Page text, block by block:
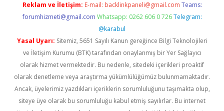
Reklam ve İletişim: E-mail: backlinkpaneli@gmail.com Teams:
forumhizmeti@gmail.com Whatsapp: 0262 606 0 726 Telegram:
@karabul
Yasal Uyarı: Sitemiz, 5651 Sayılı Kanun gereğince Bilgi Teknolojileri
ve İletişim Kurumu (BTK) tarafından onaylanmış bir Yer Sağlayıcı
olarak hizmet vermektedir. Bu nedenle, sitedeki içerikleri proaktif
olarak denetleme veya araştırma yükümlülüğümüz bulunmamaktadır.
Ancak, üyelerimiz yazdıkları içeriklerin sorumluluğunu taşımakta olup,
siteye üye olarak bu sorumluluğu kabul etmiş sayılırlar. Bu internet